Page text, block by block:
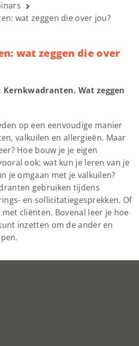
wat zeggen die over jou?
wat zeggen die over
Kernkwadranten. Wat zeggen
op een eenvoudige manier
valkuilen en allergieën. Maar
Hoe bouw je je eigen
ook: wat kun je leren van je
je omgaan met je valkuilen?
gebruiken tijdens
en sollicitatiegesprekken. Of
cliënten. Bovenal leer je hoe
inzetten om de ander en